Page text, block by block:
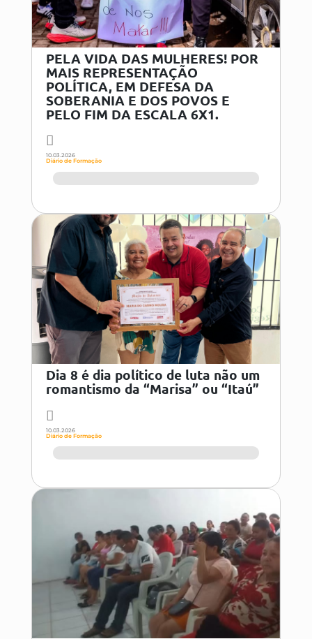
PELA VIDA DAS MULHERES! POR
MAIS REPRESENTAÇÃO
POLÍTICA, EM DEFESA DA
SOBERANIA E DOS POVOS E
PELO FIM DA ESCALA 6X1.
10.03.2026
Diário de Formação
Dia 8 é dia político de luta não um
romantismo da “Marisa” ou “Itaú”
10.03.2026
Diário de Formação